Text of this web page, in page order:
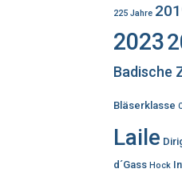
225 Jahre
2023
Badische
Bläserklasse
Laile
d´Gass Hock